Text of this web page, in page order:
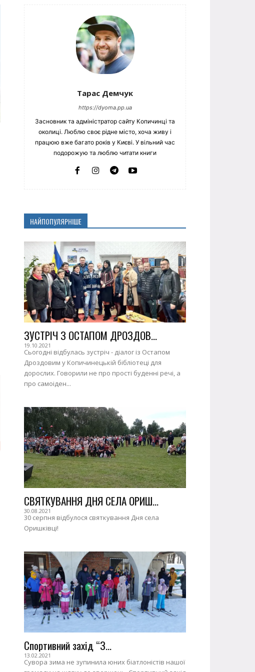
Тарас Демчук
https://dyoma.pp.ua
Засновник та адміністратор сайту Копичинці та
околиці. Люблю своє рідне місто, хоча живу і
працюю вже багато років у Києві. У вільний час
подорожую та люблю читати книги
НАЙПОПУЛЯРНІШЕ
ЗУСТРІЧ З ОСТАПОМ ДРОЗДОВ...
19.10.2021
Сьогодні відбулась зустріч - діалог із Остапом
Дроздовим у Копичинецькій бібліотеці для
дорослих. Говорили не про прості буденні речі, а
про самоіден...
СВЯТКУВАННЯ ДНЯ СЕЛА ОРИШ...
30.08.2021
30 серпня відбулося святкування Дня села
Оришківці!
Спортивний захід “З...
13.02.2021
Сувора зима не зупинила юних біатлоністів нашої